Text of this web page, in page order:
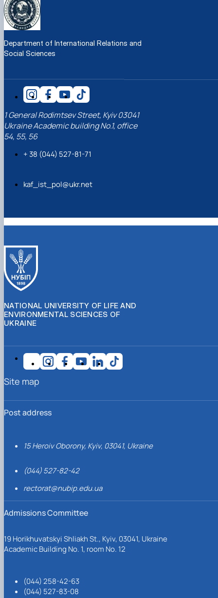
Department of International Relations and
Social Sciences
1 General Rodimtsev Street, Kyiv 03041
Ukraine Academic building No.1, office
54, 55, 56
+ 38 (044) 527-81-71
kaf_ist_pol@ukr.net
NATIONAL UNIVERSITY OF LIFE AND
ENVIRONMENTAL SCIENCES OF
UKRAINE
Post address
15 Heroiv Oborony, Kyiv, 03041, Ukraine
(044) 527-82-42
rectorat@nubip.edu.ua
Admissions Committee
19 Horikhuvatskyi Shliakh St., Kyiv, 03041, Ukraine
Academic Building No. 1, room No. 12
(044) 258-42-63
(044) 527-83-08
Site map